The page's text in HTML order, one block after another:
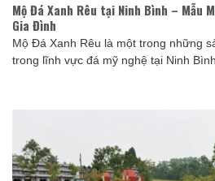
Mộ Đá Xanh Rêu tại Ninh Bình – Mẫu
Gia Đình
Mộ Đá Xanh Rêu là một trong những
trong lĩnh vực đá mỹ nghệ tại Ninh